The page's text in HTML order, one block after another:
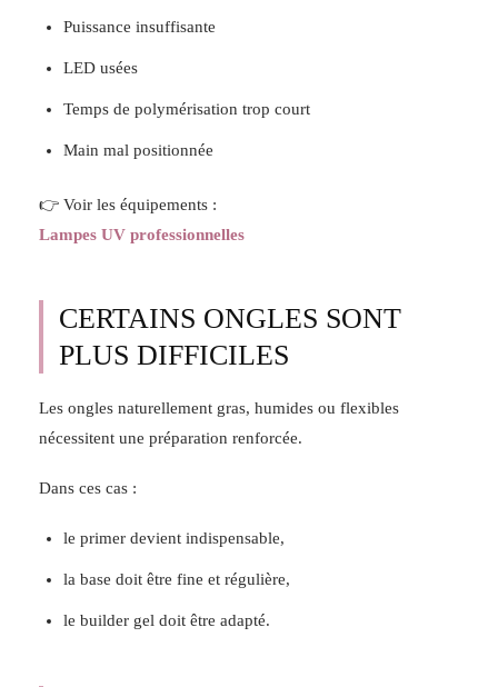
Puissance insuffisante
LED usées
Temps de polymérisation trop court
Main mal positionnée
👉 Voir les équipements :
Lampes UV professionnelles
CERTAINS ONGLES SONT
PLUS DIFFICILES
Les ongles naturellement gras, humides ou flexibles
nécessitent une préparation renforcée.
Dans ces cas :
le primer devient indispensable,
la base doit être fine et régulière,
le builder gel doit être adapté.